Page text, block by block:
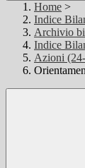
Home >
Indice
Archivio
Indice
Azioni